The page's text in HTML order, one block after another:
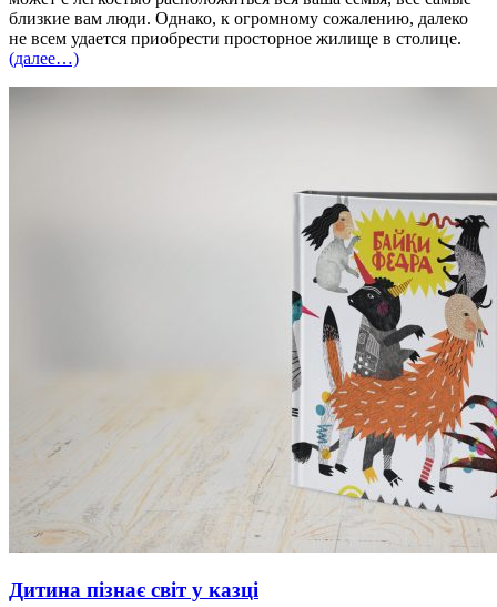
близкие вам люди. Однако, к огромному сожалению, далеко
не всем удается приобрести просторное жилище в столице.
(далее…)
Дитина пізнає світ у казці